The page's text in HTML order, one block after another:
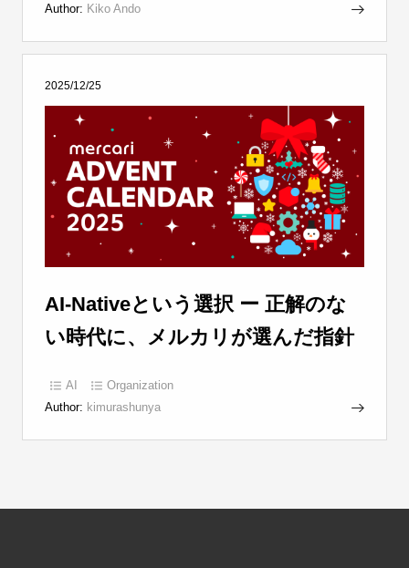
Author: Kiko Ando
2025/12/25
AI-Nativeという選択 ー 正解のな
い時代に、メルカリが選んだ指針
AI
Organization
Author: kimurashunya